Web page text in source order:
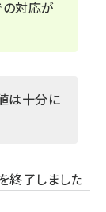
の対応が
は十分に
終了しました